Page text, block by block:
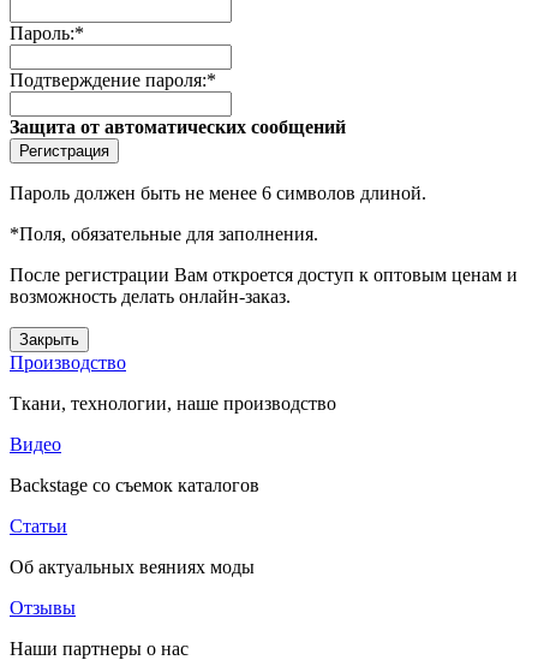
Пароль:*
Подтверждение пароля:*
Защита от автоматических сообщений
Пароль должен быть не менее 6 символов длиной.
*Поля, обязательные для заполнения.
После регистрации Вам откроется доступ к оптовым ценам и
возможность делать онлайн-заказ.
Закрыть
Производство
Ткани, технологии, наше производство
Видео
Backstage со съемок каталогов
Статьи
Об актуальных веяниях моды
Отзывы
Наши партнеры о нас